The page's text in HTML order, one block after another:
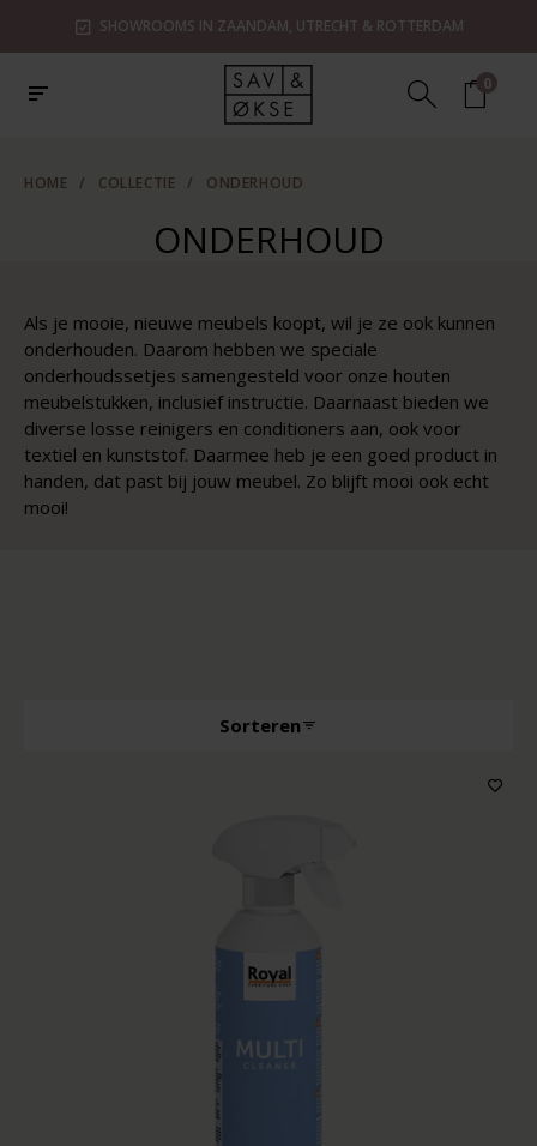
SHOWROOMS IN ZAANDAM, UTRECHT & ROTTERDAM
0
HOME / COLLECTIE / ONDERHOUD
ONDERHOUD
Als je mooie, nieuwe meubels koopt, wil je ze ook kunnen
onderhouden. Daarom hebben we speciale
onderhoudssetjes samengesteld voor onze houten
meubelstukken, inclusief instructie. Daarnaast bieden we
diverse losse reinigers en conditioners aan, ook voor
textiel en kunststof. Daarmee heb je een goed product in
handen, dat past bij jouw meubel. Zo blijft mooi ook echt
mooi!
Sorteren